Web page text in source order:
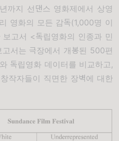
년까지 선댄스 영화제에서 상영
영화의 모든 감독(1,000명 이
고서 <독립영화의 인종과 민
고서는 극장에서 개봉된 500편
독립영화 데이터를 비교하고 ,
작자들이 직면한 장벽에 대한